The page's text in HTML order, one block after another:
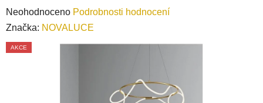
Průměrné
hodnocení
produktu
Neohodnoceno Podrobnosti hodnocení
Značka: NOVALUCE
AKCE